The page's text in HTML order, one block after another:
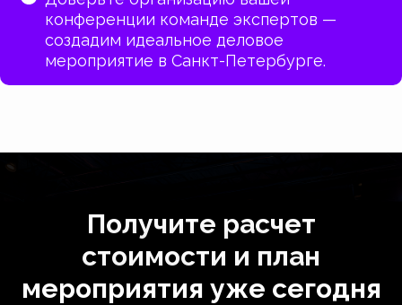
конференции команде экспертов —
создадим идеальное деловое
мероприятие в Санкт-Петербурге.
Получите расчет
стоимости и план
мероприятия уже сегодня